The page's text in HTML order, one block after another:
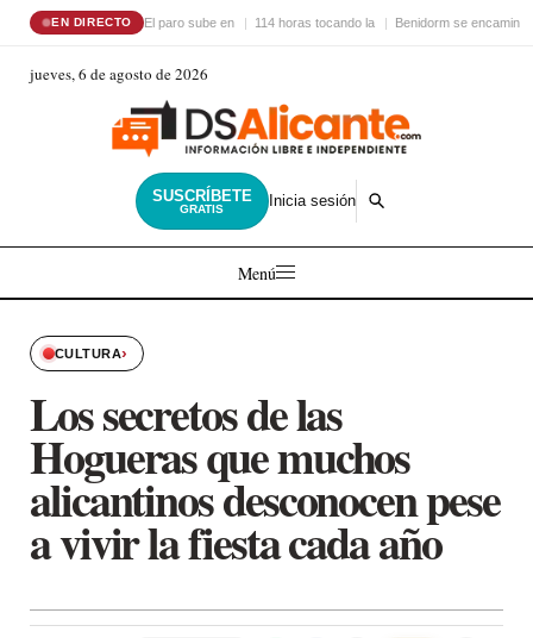
EN DIRECTO El paro sube en 114 horas tocando la Benidorm se encamina
jueves, 6 de agosto de 2026
SUSCRÍBETE
GRATIS Inicia sesión
Menú
CULTURA›
Los secretos de las
Hogueras que muchos
alicantinos desconocen pese
a vivir la fiesta cada año